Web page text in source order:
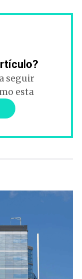
seguir
esta